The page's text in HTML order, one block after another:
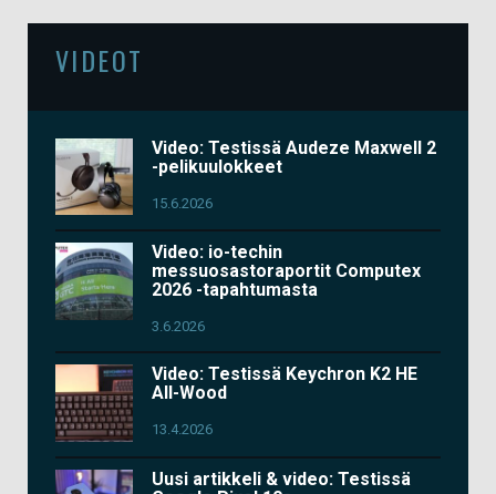
VIDEOT
Video: Testissä Audeze Maxwell 2
-pelikuulokkeet
15.6.2026
Video: io-techin
messuosastoraportit Computex
2026 -tapahtumasta
3.6.2026
Video: Testissä Keychron K2 HE
All-Wood
13.4.2026
Uusi artikkeli & video: Testissä